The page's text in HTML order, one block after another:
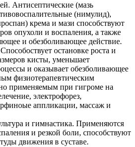
Антисептические (мазь
(нимулид),
крема и мази способствуют
опухоли и воспаления, а также
и обезболивающее действие.
остановке роста и
кисты, уменьшает
и оказывает обезболивающее
физиотерапевтическим
применяемым при гигроме на
электрофорез,
аппликации, массаж и
и гимнастика. Применяются
и резкой боли, способствуют
движения в суставе.